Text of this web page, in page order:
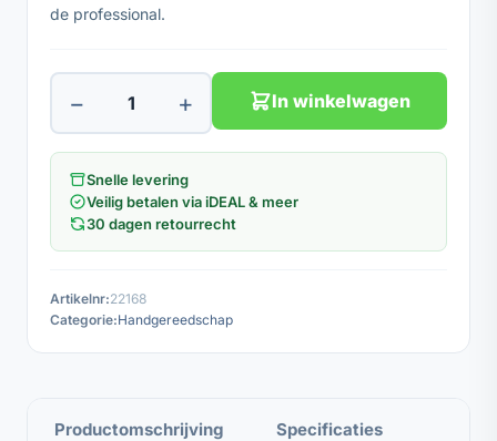
de professional.
− + In winkelwagen
Snelle levering
Veilig betalen via iDEAL & meer
30 dagen retourrecht
Artikelnr:22168
Categorie:Handgereedschap
Productomschrijving Specificaties